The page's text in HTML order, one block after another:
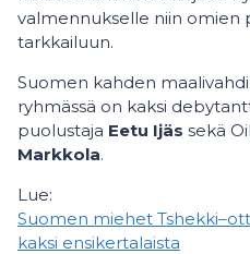
valmennukselle niin omien
tarkkailuun.
Suomen kahden
ryhmässä on kaksi
puolustaja Eetu Ijäs sekä
Markkola.
Lue:
Suomen miehet
kaksi ensikertalaista